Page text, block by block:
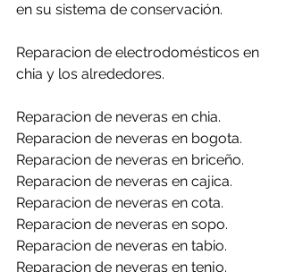
en su sistema de conservación.
Reparacion de electrodomésticos en
chia y los alrededores.
Reparacion de neveras en chia.
Reparacion de neveras en bogota.
Reparacion de neveras en briceño.
Reparacion de neveras en cajica.
Reparacion de neveras en cota.
Reparacion de neveras en sopo.
Reparacion de neveras en tabio.
Reparacion de neveras en tenjo.